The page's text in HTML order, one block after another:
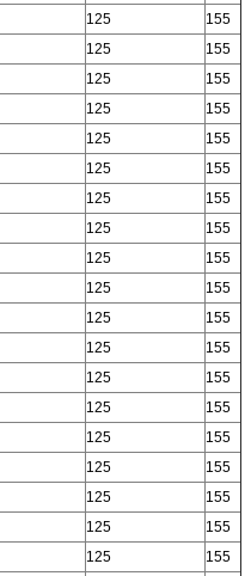
125
155
125
155
125
155
125
155
125
155
125
155
125
155
125
155
125
155
125
155
125
155
125
155
125
155
125
155
125
155
125
155
125
155
125
155
125
155